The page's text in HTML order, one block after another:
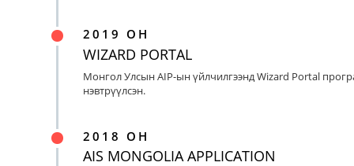
2019 ОН
WIZARD PORTAL
Монгол Улсын AIP-ын үйлчилгээнд Wizard Portal
нэвтрүүлсэн.
2018 ОН
AIS MONGOLIA APPLICATION